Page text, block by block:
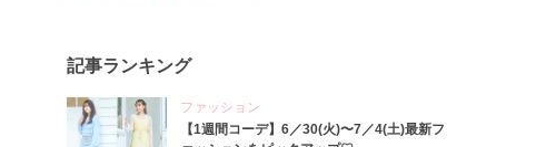
記事ランキング
ファッション
【1週間コーデ】6／30(火)〜7／4(土)最新フ